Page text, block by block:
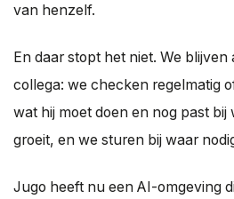
van henzelf.
En daar stopt het niet. We blijven
collega: we checken regelmatig
wat hij moet doen en nog past bij
groeit, en we sturen bij waar
Jugo heeft nu een AI-omgeving